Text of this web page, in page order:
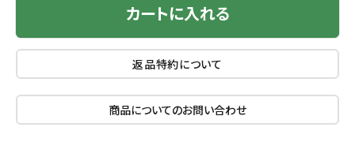
カートに入れる
返品特約について
商品についてのお問い合わせ